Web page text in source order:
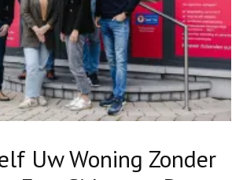
Uw Woning Zonder